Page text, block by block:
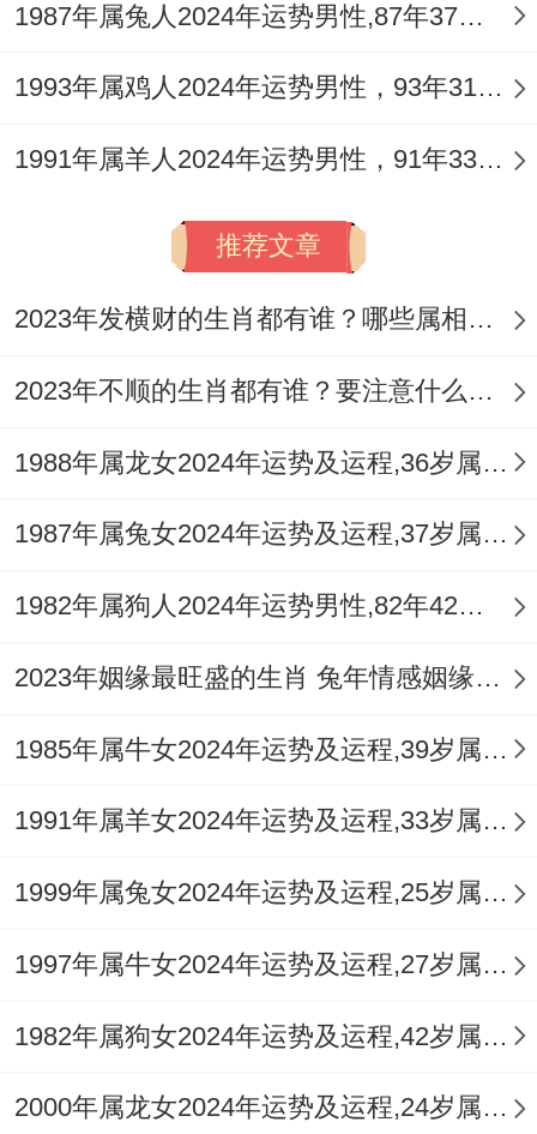
安全，利器损伤，以及颈椎，腰椎、牙齿在
领域、的问题，金木交战，木主肝胆，神经
的失眠，焦虑、肝胆上火等症。
此年精力消耗巨大。易感疲乏，切勿熬夜透
支，规律作息与适度运动是化解「官杀」克
身的最佳良药，进行激烈运动或驾驶车辆时
冲克带来的隐性风险，可佩戴以黑曜石雕刻
祥安阁象运泰顺 吊坠。
「象运泰顺」的造型，取宝象稳如泰山、葫
芦化煞纳福之意，能助属猴人在动荡的流年
流年之势，重在疏导与转化，调与五行：命
局火旺克金，宜多利用白色，金色、蓝色，
动，如游泳，学习金属工艺，以金生水来调
候命局，把握方位：2026年太岁在正南
开此两方位，尤其床头，办公桌朝向更需注
1987年属兔人2024年运势男性,87年37岁属兔男2024年每月运程怎么样
1993年属鸡人2024年运势男性，93年31岁属鸡男2024年每月运程怎么样
1991年属羊人2024年运势男性，91年33岁属羊男2024年每月运程怎么样
推荐文章
2023年发横财的生肖都有谁？哪些属相财运旺盛？
2023年不顺的生肖都有谁？要注意什么呢？
1988年属龙女2024年运势及运程,36岁属龙人2024全年每月运势女性如何
1987年属兔女2024年运势及运程,37岁属兔人2024全年每月运势女性如何
1982年属狗人2024年运势男性,82年42岁属狗男2024年每月运程怎么样
2023年姻缘最旺盛的生肖 兔年情感姻缘运比较旺的属相
1985年属牛女2024年运势及运程,39岁属牛人2024全年每月运势女性如何
1991年属羊女2024年运势及运程,33岁属羊人2024全年每月运势女性如何
1999年属兔女2024年运势及运程,25岁属兔人2024全年每月运势女性如何
1997年属牛女2024年运势及运程,27岁属牛人2024全年每月运势女性如何
1982年属狗女2024年运势及运程,42岁属狗人2024全年每月运势女性如何
2000年属龙女2024年运势及运程,24岁属龙人2024全年每月运势女性如何